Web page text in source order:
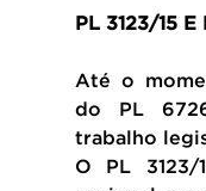
PL 3123/15
Até o
do PL
trabalho
O PL 3123/